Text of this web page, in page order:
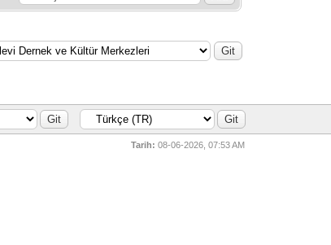
Tarih: 08-06-2026, 07:53 AM